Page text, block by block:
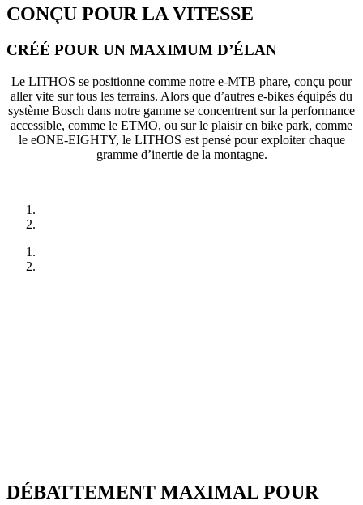
CONÇU POUR LA VITESSE
CRÉÉ POUR UN MAXIMUM D’ÉLAN
Le LITHOS se positionne comme notre e-MTB phare, conçu pour
aller vite sur tous les terrains. Alors que d’autres e-bikes équipés du
système Bosch dans notre gamme se concentrent sur la performance
accessible, comme le ETMO, ou sur le plaisir en bike park, comme
le eONE-EIGHTY, le LITHOS est pensé pour exploiter chaque
gramme d’inertie de la montagne.
DÉBATTEMENT MAXIMAL POUR